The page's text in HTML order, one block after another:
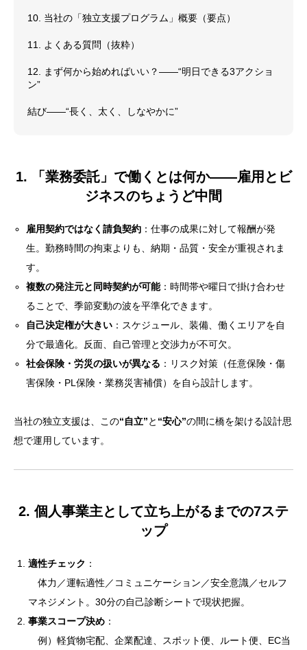
10. 当社の「独立支援プログラム」概要（要点）
11. よくある質問（抜粋）
12. まず何から始めればいい？——“明日できる3アクショ
ン”
結び——“長く、太く、しなやかに”
1. 「業務委託」で働くとは何か——雇用とビ
ジネスのちょうど中間
雇用契約ではなく請負契約 ：仕事の成果に対して報酬が発
生。勤務時間の拘束よりも、納期・品質・安全が重視されま
す。
複数の発注元と同時契約が可能：時間帯や曜日で掛け合わせ
ることで、季節変動の波を平準化できます。
自己決定権が大きい ：スケジュール、装備、働くエリアを自
分で最適化。反面、自己管理と交渉力が不可欠。
社会保険・労災の扱いが異なる ：リスク対策（任意保険・傷
害保険・PL保険・業務災害補償）を自ら設計します。
当社の独立支援は、この“自立”と “安心”の間に橋を架ける設計思
想で運用しています。
2. 個人事業主として立ち上がるまでの7ステ
ップ
適性チェック ：
体力／運転適性／コミュニケーション／安全意識／セルフ
マネジメント。30分の自己診断シートで現状把握。
事業スコープ決め ：
例）軽貨物宅配、企業配達、スポット便、ルート便、EC当